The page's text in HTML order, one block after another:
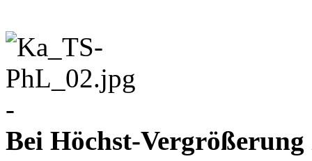
-
Bei Höchst-